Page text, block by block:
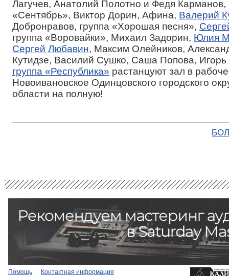
Лагучев, Анатолий Полотно и Федя Карманов,
«Сентябрь», Виктор Дорин, Афина, Валерий
Добронравов, группа «Хорошая песня»,
группа «Воровайки», Михаил Задорин, Юлия
Сергей Любавин, Максим Олейников,
Кутидзе, Василий Сушко, Саша Попова,
группа «Республика» растанцуют зал в
Новоивановское Одинцовского городского
области на полную!
Помощь Контактная информация